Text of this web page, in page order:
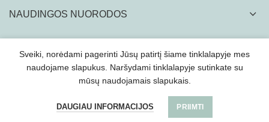
NAUDINGOS NUORODOS
2022Visą tinklapyje esančia vizualinę ir tekstinę medžiagą kopijuoti
Sveiki, norėdami pagerinti Jūsų patirtį šiame tinklalapyje mes
naudojame slapukus. Naršydami tinklalapyje sutinkate su
mūsų naudojamais slapukais.
DAUGIAU INFORMACIJOS PRIIMTI